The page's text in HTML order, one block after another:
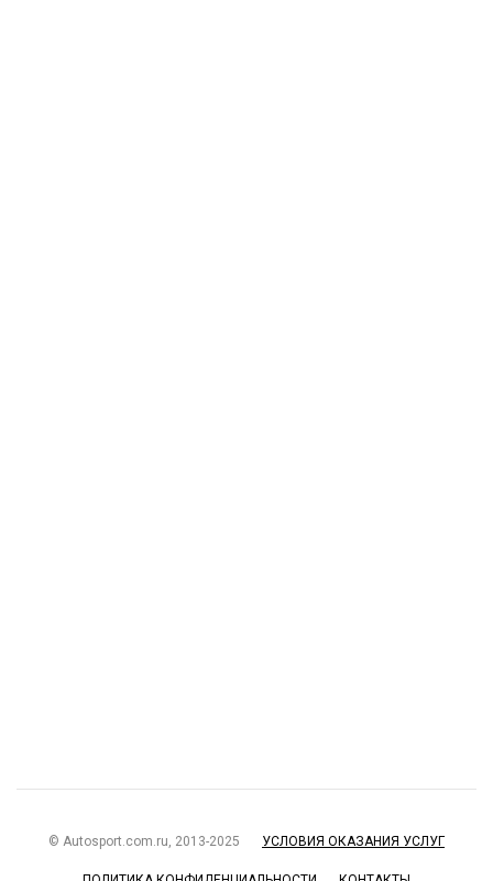
© Autosport.com.ru, 2013-2025 УСЛОВИЯ ОКАЗАНИЯ УСЛУГ